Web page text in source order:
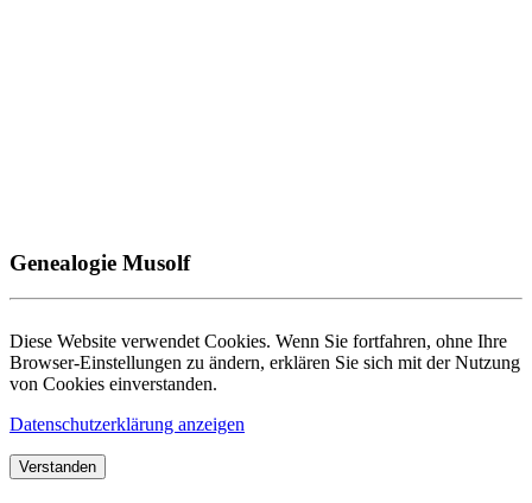
Genealogie Musolf
Diese Website verwendet Cookies. Wenn Sie fortfahren, ohne Ihre
Browser-Einstellungen zu ändern, erklären Sie sich mit der Nutzung
von Cookies einverstanden.
Datenschutzerklärung anzeigen
Verstanden